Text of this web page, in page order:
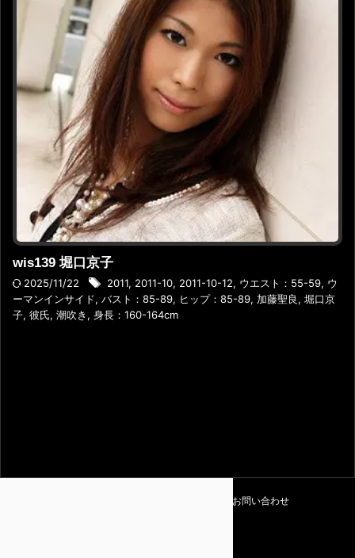
wis139 堀口京子
2025/11/22 2011, 2011-10, 2011-10-12, ウエスト：55-59, ウ
ーマンインサイド, バスト：85-89, ヒップ：85-89, 加藤聖良, 堀口京
子, 彼氏, 潮吹き , 身長：160-164cm
お問い合わせ